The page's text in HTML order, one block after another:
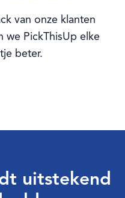
van onze klanten
we PickThisUp elke
beter.
uitstekend